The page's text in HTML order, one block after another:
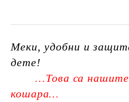
Меки, удобни и
дете!
...Това са нашите
кошара...